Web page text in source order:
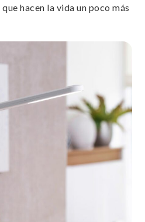
que hacen la vida un poco más